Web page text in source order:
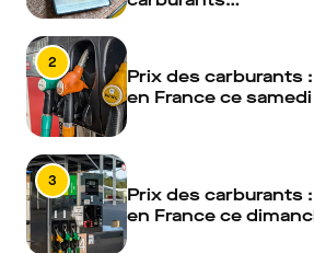
2
Prix des carburants
en France ce
3
Prix des carburants
en France ce